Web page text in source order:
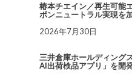
椿本チエイン／再生可能
ボンニュートラル実現を
2026年7月30日
三井倉庫ホールディング
AI出荷検品アプリ」を開